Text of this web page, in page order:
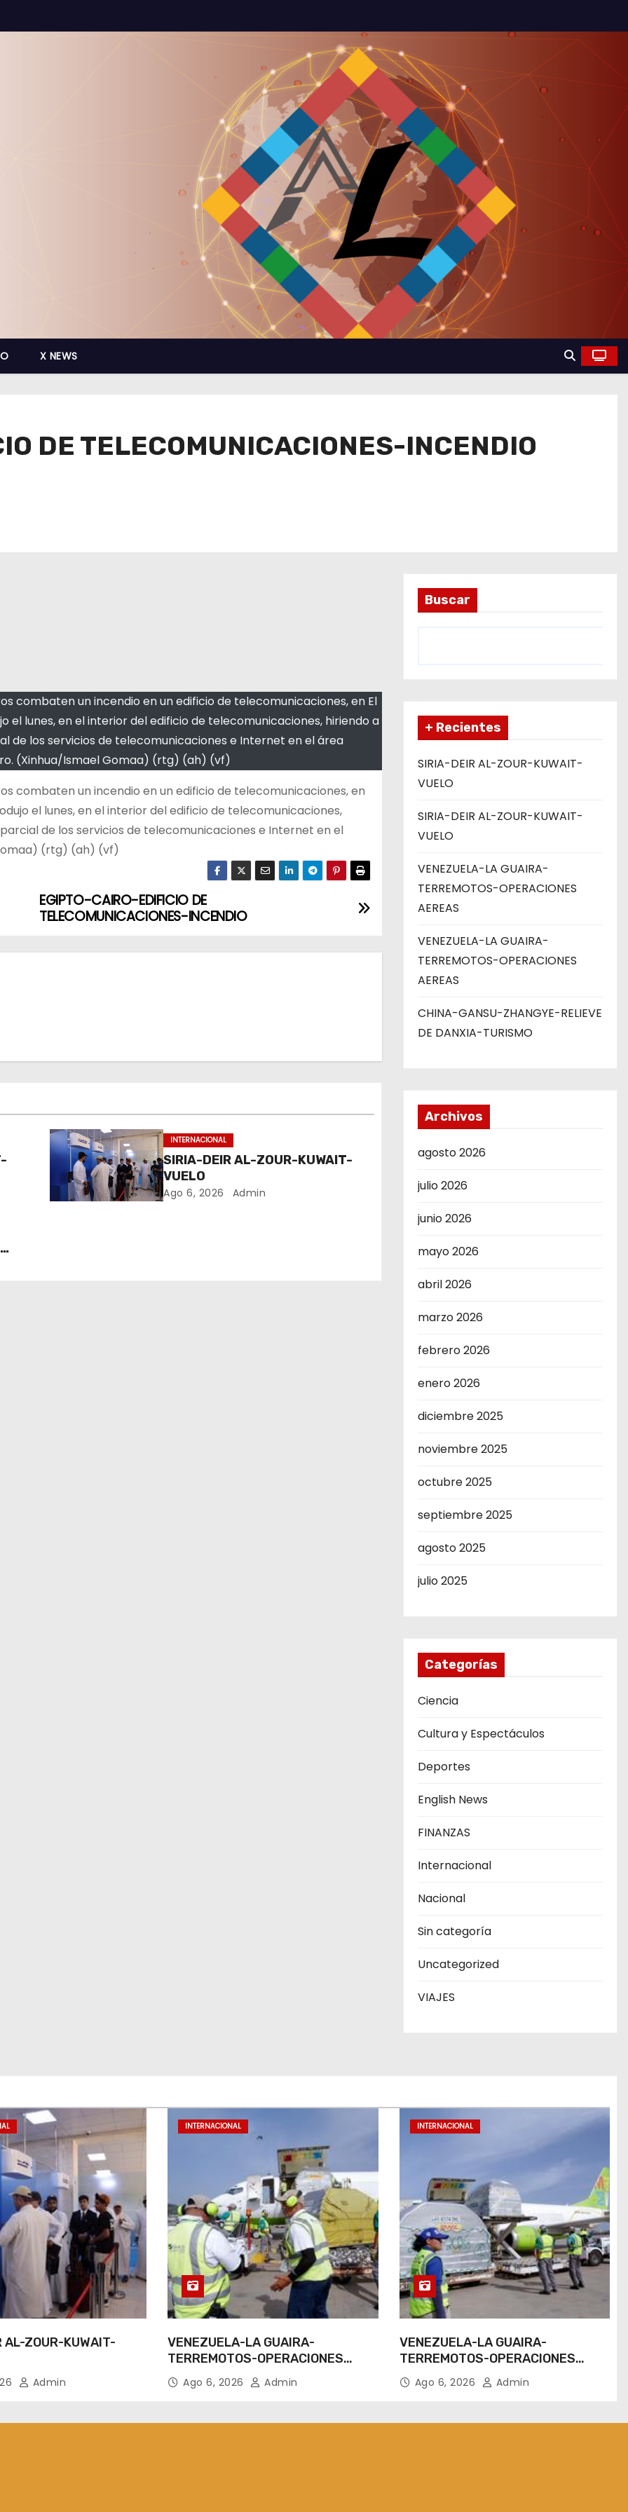
X NEWS
DE TELECOMUNICACIONES-INCENDIO
combaten un incendio en un edificio de telecomunicaciones, en El
el lunes, en el interior del edificio de telecomunicaciones, hiriendo a
de los servicios de telecomunicaciones e Internet en el área
(Xinhua/Ismael Gomaa) (rtg) (ah) (vf)
combaten un incendio en un edificio de telecomunicaciones, en
el lunes, en el interior del edificio de telecomunicaciones,
de los servicios de telecomunicaciones e Internet en el
(rtg) (ah) (vf)
EGIPTO-CAIRO-EDIFICIO DE
TELECOMUNICACIONES-INCENDIO
INTERNACIONAL
SIRIA-DEIR AL-ZOUR-KUWAIT-
VUELO
Ago 6, 2026 Admin
Buscar
+ Recientes
SIRIA-DEIR AL-ZOUR-KUWAIT-
VUELO
SIRIA-DEIR AL-ZOUR-KUWAIT-
VUELO
VENEZUELA-LA GUAIRA-
TERREMOTOS-OPERACIONES
AEREAS
VENEZUELA-LA GUAIRA-
TERREMOTOS-OPERACIONES
AEREAS
CHINA-GANSU-ZHANGYE-RELIEVE
DE DANXIA-TURISMO
Archivos
agosto 2026
julio 2026
junio 2026
mayo 2026
abril 2026
marzo 2026
febrero 2026
enero 2026
diciembre 2025
noviembre 2025
octubre 2025
septiembre 2025
agosto 2025
julio 2025
Categorías
Ciencia
Cultura y Espectáculos
Deportes
English News
FINANZAS
Internacional
Nacional
Sin categoría
Uncategorized
VIAJES
AL-ZOUR-KUWAIT-
Admin
INTERNACIONAL
VENEZUELA-LA GUAIRA-
TERREMOTOS-OPERACIONES
AEREAS
Ago 6, 2026 Admin
INTERNACIONAL
VENEZUELA-LA GUAIRA-
TERREMOTOS-OPERACIONES
AEREAS
Ago 6, 2026 Admin